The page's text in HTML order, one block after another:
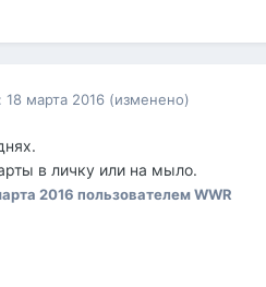
18 марта 2016 (изменено)
в личку или на мыло.
2016 пользователем WWR